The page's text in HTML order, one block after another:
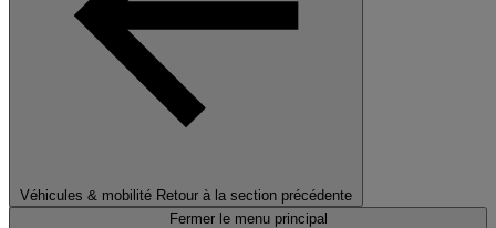
Véhicules & mobilité Retour à la section précédente
Fermer le menu principal